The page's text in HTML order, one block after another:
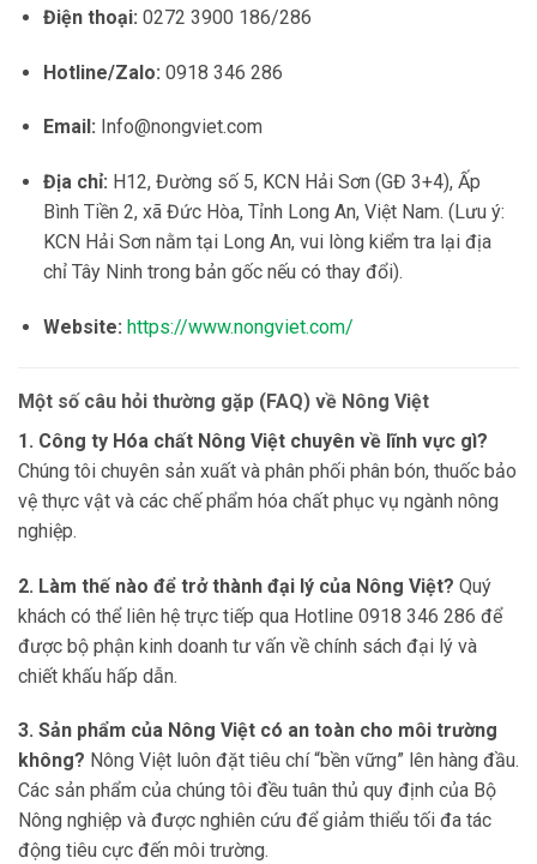
Điện thoại: 0272 3900 186/286
Hotline/Zalo: 0918 346 286
Email: Info@nongviet.com
Địa chỉ: H12, Đường số 5, KCN Hải Sơn (GĐ 3+4), Ấp
Bình Tiền 2, xã Đức Hòa, Tỉnh Long An, Việt Nam. (Lưu ý:
KCN Hải Sơn nằm tại Long An, vui lòng kiểm tra lại địa
chỉ Tây Ninh trong bản gốc nếu có thay đổi).
Website: https://www.nongviet.com/
Một số câu hỏi thường gặp (FAQ) về Nông Việt
1. Công ty Hóa chất Nông Việt chuyên về lĩnh vực gì?
Chúng tôi chuyên sản xuất và phân phối phân bón, thuốc bảo
vệ thực vật và các chế phẩm hóa chất phục vụ ngành nông
nghiệp.
2. Làm thế nào để trở thành đại lý của Nông Việt? Quý
khách có thể liên hệ trực tiếp qua Hotline 0918 346 286 để
được bộ phận kinh doanh tư vấn về chính sách đại lý và
chiết khấu hấp dẫn.
3. Sản phẩm của Nông Việt có an toàn cho môi trường
không? Nông Việt luôn đặt tiêu chí “bền vững” lên hàng đầu.
Các sản phẩm của chúng tôi đều tuân thủ quy định của Bộ
Nông nghiệp và được nghiên cứu để giảm thiểu tối đa tác
động tiêu cực đến môi trường.